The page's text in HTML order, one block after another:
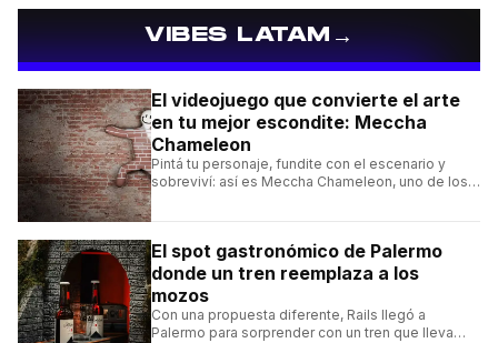
VIBES LATAM →
El videojuego que convierte el arte
en tu mejor escondite: Meccha
Chameleon
Pintá tu personaje, fundite con el escenario y
sobreviví: así es Meccha Chameleon, uno de los
El spot gastronómico de Palermo
donde un tren reemplaza a los
mozos
Con una propuesta diferente, Rails llegó a
Palermo para sorprender con un tren que lleva